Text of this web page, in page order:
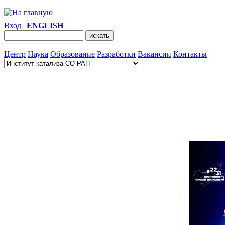
Вход | ENGLISH
Центр Наука Образование Разработки Вакансии Контакты